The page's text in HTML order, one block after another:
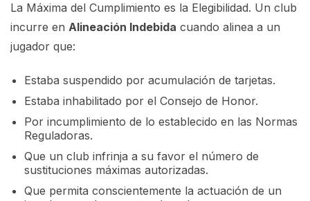
La Máxima del Cumplimiento es la Elegibilidad. Un club
incurre en Alineación Indebida cuando alinea a un
jugador que:
Estaba suspendido por acumulación de tarjetas.
Estaba inhabilitado por el Consejo de Honor.
Por incumplimiento de lo establecido en las Normas
Reguladoras.
Que un club infrinja a su favor el número de
sustituciones máximas autorizadas.
Que permita conscientemente la actuación de un